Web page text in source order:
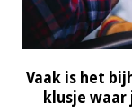
Vaak is het
klusje